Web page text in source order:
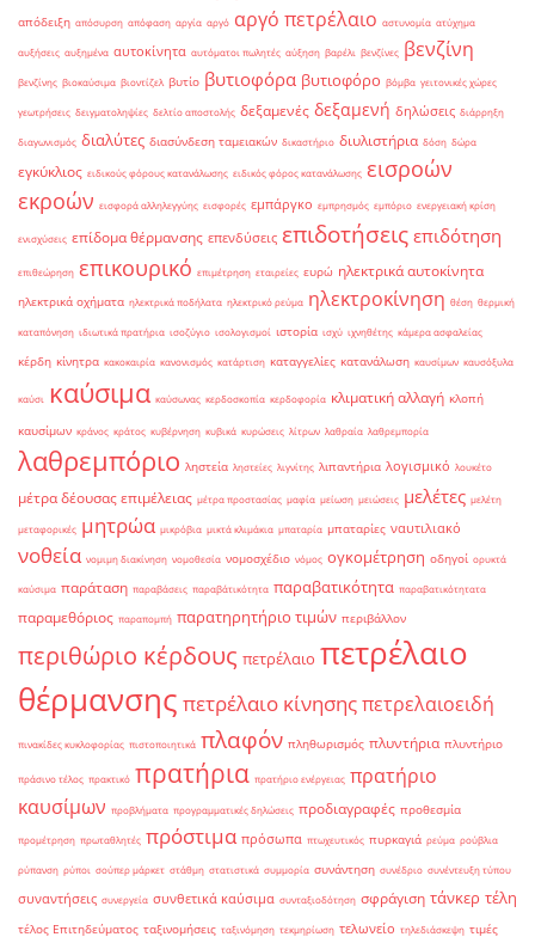
απόδειξη απόσυρση απόφαση αργία αργό αργό πετρέλαιο αστυνομία ατύχημα
αυξήσεις αυξημένα αυτοκίνητα αυτόματοι πωλητές αύξηση βαρέλι βενζίνες βενζίνη
βενζίνης βιοκαύσιμα βιοντίζελ βυτίο βυτιοφόρα βυτιοφόρο βόμβα γειτονικές χώρες
γεωτρήσεις δειγματοληψίες δελτίο αποστολής δεξαμενές δεξαμενή δηλώσεις διάρρηξη
διαγωνισμός διαλύτες διασύνδεση ταμειακών δικαστήριο διυλιστήρια δόση δώρα
εγκύκλιος ειδικούς φόρους κατανάλωσης ειδικός φόρος κατανάλωσης εισροών
εκροών εισφορά αλληλεγγύης εισφορές εμπάργκο εμπρησμός εμπόριο ενεργειακή κρίση
ενισχύσεις επίδομα θέρμανσης επενδύσεις επιδοτήσεις επιδότηση
επιθεώρηση επικουρικό επιμέτρηση εταιρείες ευρώ ηλεκτρικά αυτοκίνητα
ηλεκτρικά οχήματα ηλεκτρικά ποδήλατα ηλεκτρικό ρεύμα ηλεκτροκίνηση θέση θερμική
καταπόνηση ιδιωτικά πρατήρια ισοζύγιο ισολογισμοί ιστορία ισχύ ιχνηθέτης κάμερα ασφαλείας
κέρδη κίνητρα κακοκαιρία κανονισμός κατάρτιση καταγγελίες κατανάλωση καυσίμων καυσόξυλα
καύσι καύσιμα καύσωνας κερδοσκοπία κερδοφορία κλιματική αλλαγή κλοπή
καυσίμων κράνος κράτος κυβέρνηση κυβικά κυρώσεις λίτρων λαθραία λαθρεμπορία
λαθρεμπόριο ληστεία ληστείες λιγνίτης λιπαντήρια λογισμικό λουκέτο
μέτρα δέουσας επιμέλειας μέτρα προστασίας μαφία μείωση μειώσεις μελέτες μελέτη
μεταφορικές μητρώα μικρόβια μικτά κλιμάκια μπαταρία μπαταρίες ναυτιλιακό
νοθεία νομιμη διακίνηση νομοθεσία νομοσχέδιο νόμος ογκομέτρηση οδηγοί ορυκτά
καύσιμα παράταση παραβάσεις παραβάτικότητα παραβατικότητα παραβατικότητατα
παραμεθόριος παραπομπή παρατηρητήριο τιμών περιβάλλον
περιθώριο κέρδους πετρέλαιο πετρέλαιο
θέρμανσης πετρέλαιο κίνησηςπετρελαιοειδή
πινακίδες κυκλοφορίας πιστοποιητικά πλαφόν πληθωρισμός πλυντήρια πλυντήριο
πράσινο τέλος πρακτικό πρατήρια πρατήριο ενέργειας πρατήριο
καυσίμων προβλήματα προγραμματικές δηλώσεις προδιαγραφές προθεσμία
προμέτρηση πρωταθλητές πρόστιμα πρόσωπα πτωχευτικός πυρκαγιά ρεύμα ρούβλια
ρύπανση ρύποι σούπερ μάρκετ στάθμη στατιστικά συμμορία συνάντηση συνέδριο συνέντευξη τύπου
συναντήσεις συνεργεία συνθετικά καύσιμα συνταξιοδότηση σφράγιση τάνκερ τέλη
τέλος Επιτηδεύματος ταξινομήσεις ταξινόμηση τεκμηρίωση τελωνείο τηλεδιάσκεψη τιμές